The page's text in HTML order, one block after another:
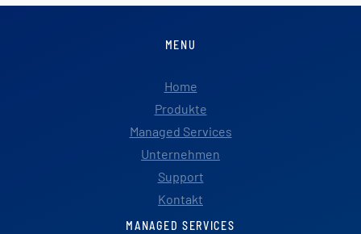
MENU
Home
Produkte
Managed Services
Unternehmen
Support
Kontakt
MANAGED SERVICES